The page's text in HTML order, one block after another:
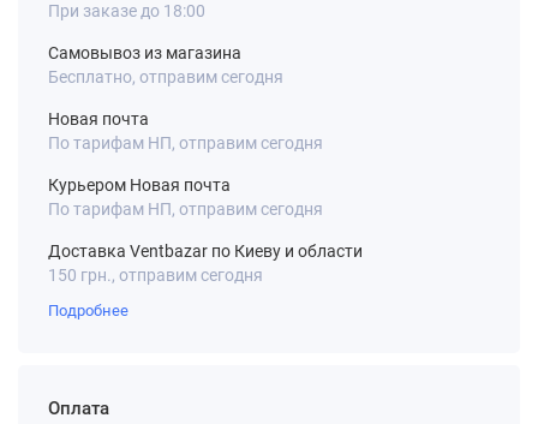
При заказе до 18:00
Самовывоз из магазина
Бесплатно, отправим сегодня
Новая почта
По тарифам НП, отправим сегодня
Курьером Новая почта
По тарифам НП, отправим сегодня
Доставка Ventbazar по Киеву и области
150 грн., отправим сегодня
Подробнее
Оплата